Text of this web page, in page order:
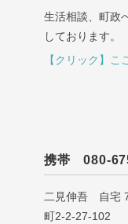
生活相談、町政
しております。
【クリック】
携帯 080-
二見伸吾 自宅
町2-2-27-102